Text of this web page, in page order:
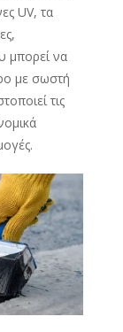
UV, τα
μπορεί να
με σωστή
τις